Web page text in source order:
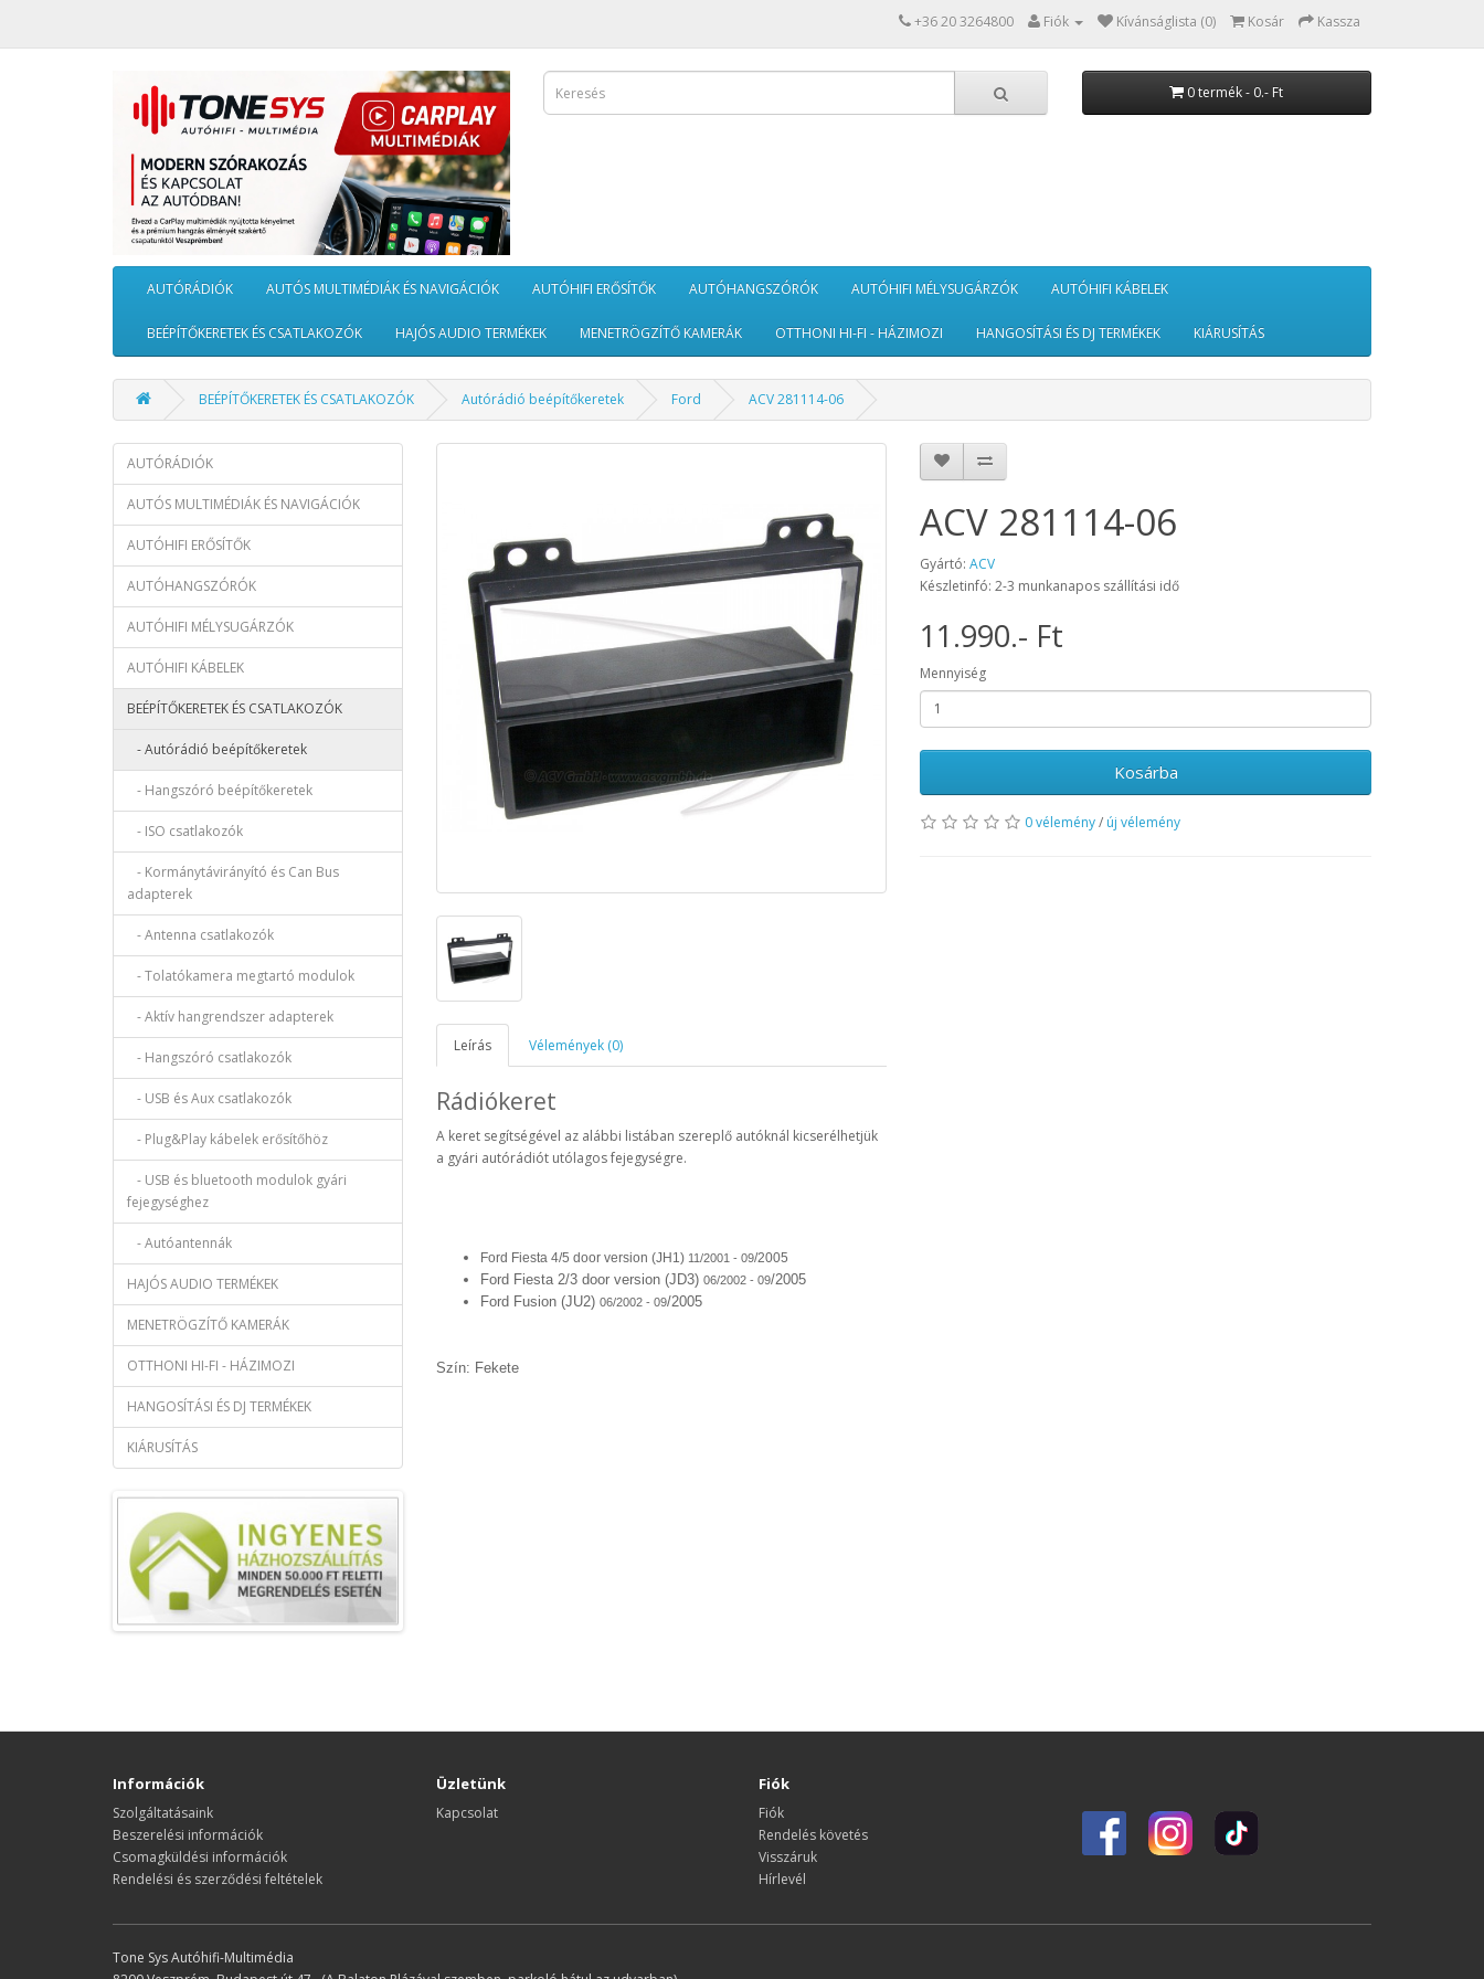
+36 20 3264800 Fiók Kívánságlista (0) Kosár Kassza
0 termék - 0.- Ft
AUTÓRÁDIÓK AUTÓS MULTIMÉDIÁK ÉS NAVIGÁCIÓK AUTÓHIFI ERŐSÍTŐK AUTÓHANGSZÓRÓK AUTÓHIFI MÉLYSUGÁRZÓK AUTÓHIFI KÁBELEK
BEÉPÍTŐKERETEK ÉS CSATLAKOZÓK HAJÓS AUDIO TERMÉKEK MENETRÖGZÍTŐ KAMERÁK OTTHONI HI-FI - HÁZIMOZI HANGOSÍTÁSI ÉS DJ TERMÉKEK KIÁRUSÍTÁS
BEÉPÍTŐKERETEK ÉS CSATLAKOZÓK Autórádió beépítőkeretek Ford ACV 281114-06
AUTÓRÁDIÓK
AUTÓS MULTIMÉDIÁK ÉS NAVIGÁCIÓK
AUTÓHIFI ERŐSÍTŐK
AUTÓHANGSZÓRÓK
AUTÓHIFI MÉLYSUGÁRZÓK
AUTÓHIFI KÁBELEK
BEÉPÍTŐKERETEK ÉS CSATLAKOZÓK
- Autórádió beépítőkeretek
- Hangszóró beépítőkeretek
- ISO csatlakozók
- Kormánytávirányító és Can Bus
adapterek
- Antenna csatlakozók
- Tolatókamera megtartó modulok
- Aktív hangrendszer adapterek
- Hangszóró csatlakozók
- USB és Aux csatlakozók
- Plug&Play kábelek erősítőhöz
- USB és bluetooth modulok gyári
fejegységhez
- Autóantennák
HAJÓS AUDIO TERMÉKEK
MENETRÖGZÍTŐ KAMERÁK
OTTHONI HI-FI - HÁZIMOZI
HANGOSÍTÁSI ÉS DJ TERMÉKEK
KIÁRUSÍTÁS
Leírás Vélemények (0)
Rádiókeret
A keret segítségével az alábbi listában szereplő autóknál kicserélhetjük
a gyári autórádiót utólagos fejegységre.
Ford Fiesta 4/5 door version (JH1) 11/2001 - 09/2005
Ford Fiesta 2/3 door version (JD3) 06/2002 - 09/2005
Ford Fusion (JU2) 06/2002 - 09/2005
Szín: Fekete
ACV 281114-06
Gyártó:ACV
Készletinfó: 2-3 munkanapos szállítási idő
11.990.- Ft
Mennyiség
Kosárba
0 vélemény/ új vélemény
Információk
Szolgáltatásaink
Beszerelési információk
Csomagküldési információk
Rendelési és szerződési feltételek
Üzletünk
Kapcsolat
Fiók
Fiók
Rendelés követés
Visszáruk
Hírlevél
Tone Sys Autóhifi-Multimédia